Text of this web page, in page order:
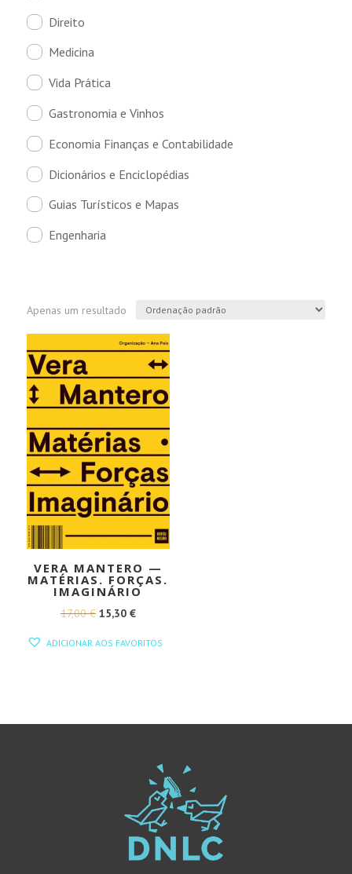
Direito
Medicina
Vida Prática
Gastronomia e Vinhos
Economia Finanças e Contabilidade
Dicionários e Enciclopédias
Guias Turísticos e Mapas
Engenharia
Apenas um resultado
VERA MANTERO —
MATÉRIAS. FORÇAS.
IMAGINÁRIO
17,00€ O
15,30 €O
ADICIONAR AOS FAVORITOS